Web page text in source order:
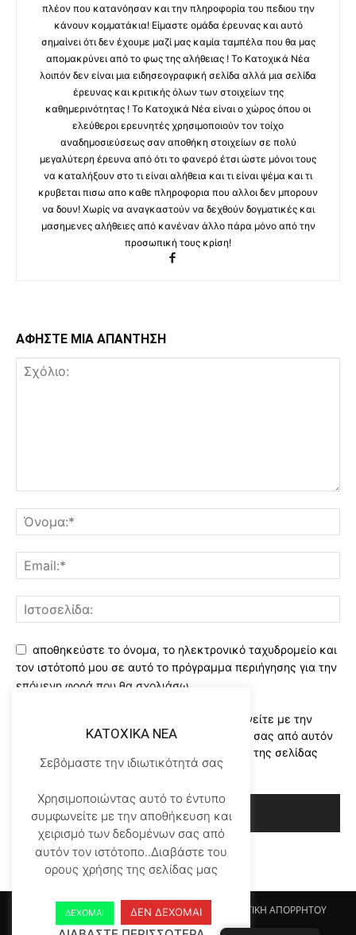
πλέον που κατανόησαν και την πληροφορία του πεδιου την
κάνουν κομματάκια! Είμαστε ομάδα έρευνας και αυτό
σημαίνει ότι δεν έχουμε μαζί μας καμία ταμπέλα που θα μας
απομακρύνει από το φως της αλήθειας ! Το Κατοχικά Νέα
λοιπόν δεν είναι μια ειδησεογραφική σελίδα αλλά μια σελίδα
έρευνας και κριτικής όλων των στοιχείων της
καθημερινότητας ! Το Κατοχικά Νέα είναι ο χώρος όπου οι
ελεύθεροι ερευνητές χρησιμοποιούν τον τοίχο
αναδημοσιεύσεως σαν αποθήκη στοιχείων σε πολύ
μεγαλύτερη έρευνα από ότι το φανερό έτσι ώστε μόνοι τους
να καταλήξουν στο τι είναι αλήθεια και τι είναι ψέμα και τι
κρυβεται πισω απο καθε πληροφορια που αλλοι δεν μπορουν
να δουν! Χωρίς να αναγκαστούν να δεχθούν δογματικές και
μασημενες αλήθειες από κανέναν άλλο πάρα μόνο από την
προσωπική τους κρίση!
ΑΦΗΣΤΕ ΜΙΑ ΑΠΑΝΤΗΣΗ
αποθηκεύστε το όνομα, το ηλεκτρονικό ταχυδρομείο και
τον ιστότοπό μου σε αυτό το πρόγραμμα περιήγησης για την
επόμενη φορά που θα σχολιάσω.
Χρησιμοποιώντας αυτό το έντυπο συμφωνείτε με την
αποθήκευση και χειρισμό των δεδομένων σας από αυτόν
τον ιστότοπο..Διαβάστε του ορους χρήσης της σελίδας
μας*
Αρχικη KATOHIKA NEA Login Register
ΠΟΛΙΤΙΚΗ ΑΠΟΡΡΗΤΟΥ
ΟΡΟΙ ΧΡΗΣΗΣ
ΕΠΙΚΟΙΝΩΝΙΑ
KATOXIKA NEA
Σεβόμαστε την ιδιωτικότητά σας
Χρησιμοποιώντας αυτό το έντυπο
συμφωνείτε με την αποθήκευση και
χειρισμό των δεδομένων σας από
αυτόν τον ιστότοπο..Διαβάστε του
ορους χρήσης της σελίδας μας
ΔΕΧΟΜΑΙ ΔΕΝ ΔΕΧΟΜΑΙ